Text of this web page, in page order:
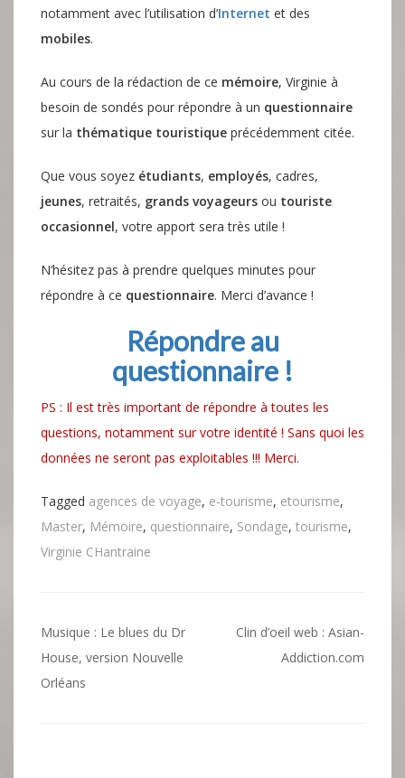
notamment avec l’utilisation d’Internet et des
mobiles.
Au cours de la rédaction de ce mémoire, Virginie à
besoin de sondés pour répondre à un questionnaire
sur la thématique touristique précédemment citée.
Que vous soyez étudiants, employés, cadres,
jeunes, retraités, grands voyageurs ou touriste
occasionnel, votre apport sera très utile !
N’hésitez pas à prendre quelques minutes pour
répondre à ce questionnaire. Merci d’avance !
Répondre au
questionnaire !
PS : Il est très important de répondre à toutes les
questions, notamment sur votre identité ! Sans quoi les
données ne seront pas exploitables !!! Merci.
Tagged agences de voyage, e-tourisme, etourisme,
Master, Mémoire, questionnaire, Sondage, tourisme,
Virginie CHantraine
Navigation
de
l’article
Musique : Le blues du Dr
House, version Nouvelle
Orléans
Clin d’oeil web : Asian-
Addiction.com